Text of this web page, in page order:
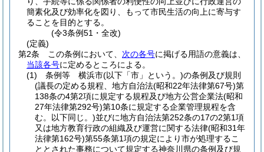
簡素化及び効率化を図り、もって市民生活の向上に寄与す
ることを目的とする。
(令3条例51・全改)
(定義)
第2条
この条例において、 次の各号に掲げる用語の意義は、
当該各号に定めるところによる。
(1)
条例等 横浜市(以下「市」という。)の条例及び規則
(議長の定める規程、地方自治法(昭和22年法律第67号)第
138条の4第2項に規定する規程及び地方公営企業法(昭和
27年法律第292号)第10条に規定する企業管理規程を含
む。以下同じ。)並びに地方自治法第252条の17の2第1項
又は地方教育行政の組織及び運営に関する法律(昭和31年
法律第162号)第55条第1項の規定により市が処理するこ
ととされた事務について規定する神奈川県の条例及び規